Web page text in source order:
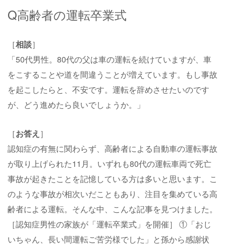
Q高齢者の運転卒業式
［相談］
「50代男性。80代の父は車の運転を続けていますが、車
をこすることや道を間違うことが増えています。もし事故
を起こしたらと、不安です。運転を辞めさせたいのです
が、どう進めたら良いでしょうか。」
［お答え ］
認知症の有無に関わらず、高齢者による自動車の運転事故
が取り上げられた11月。いずれも80代の運転車両で死亡
事故が起きたことを記憶している方は多いと思います。こ
のような事故が相次いだこともあり、注目を集めている高
齢者による運転。そんな中、こんな記事を見つけました。
［認知症男性の家族が「運転卒業式」を開催］ ①「おじ
いちゃん、長い間運転ご苦労様でした」と孫から感謝状